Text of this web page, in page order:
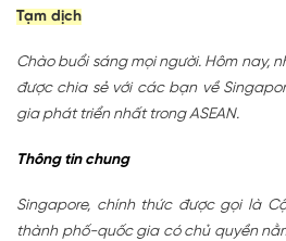
Tạm dịch
Chào buổi sáng mọi người. Hôm nay,
được chia sẻ với các bạn về
gia phát triển nhất trong ASEAN.
Thông tin chung
Singapore, chính thức được gọi là
thành phố-quốc gia có chủ quyền